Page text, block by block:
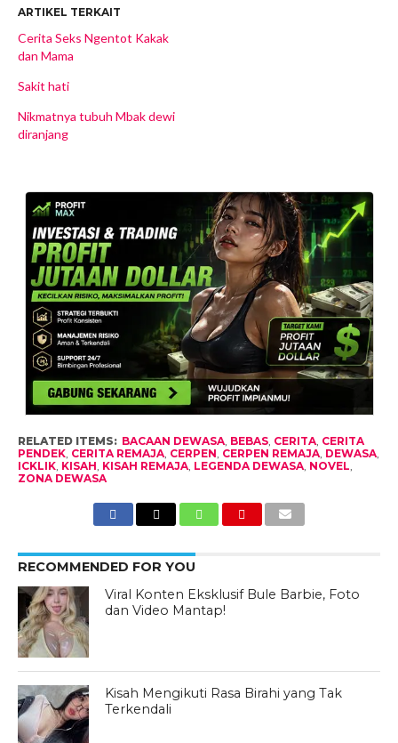
ARTIKEL TERKAIT
Cerita Seks Ngentot Kakak
dan Mama
Sakit hati
Nikmatnya tubuh Mbak dewi
diranjang
RELATED ITEMS: BACAAN DEWASA, BEBAS, CERITA, CERITA
PENDEK, CERITA REMAJA, CERPEN, CERPEN REMAJA, DEWASA,
ICKLIK, KISAH, KISAH REMAJA, LEGENDA DEWASA, NOVEL,
ZONA DEWASA
RECOMMENDED FOR YOU
Viral Konten Eksklusif Bule Barbie, Foto
dan Video Mantap!
Kisah Mengikuti Rasa Birahi yang Tak
Terkendali